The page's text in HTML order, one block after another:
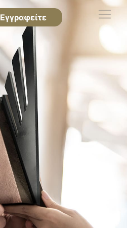
Εγγραφείτε